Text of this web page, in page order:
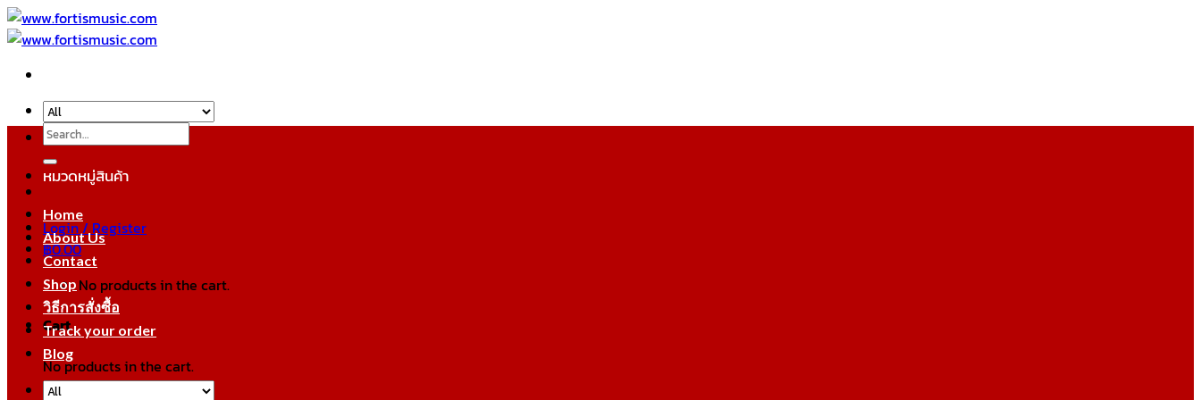
Skip
to
Search
for:
Login / Register
฿0.00
No products in the cart.
Cart
No products in the cart.
หมวดหมู่สินค้า
Home
About Us
Contact
Shop
วิธีการสั่งซื้อ
Track your order
Blog